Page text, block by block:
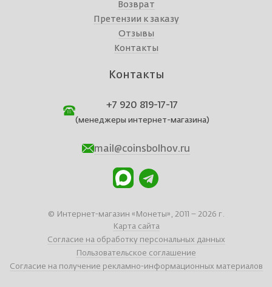
Возврат
Претензии к заказу
Отзывы
Контакты
Контакты
+7 920 819-17-17
(менеджеры интернет-магазина)
mail@coinsbolhov.ru
© Интернет-магазин «Монеты», 2011 – 2026 г.
Карта сайта
Согласие на обработку персональных данных
Пользовательское соглашение
Согласие на получение рекламно-информационных материалов